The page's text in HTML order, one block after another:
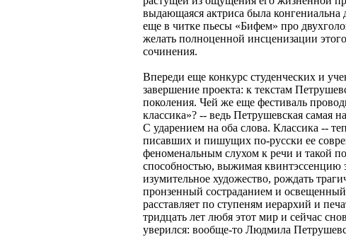
выдающаяся актриса была конгениальна
еще в читке пьесы «Бифем» про
желать полноценной инсценизации
сочинения.
Впереди еще конкурс студенческих и
завершение проекта: к текстам
поколения. Чей же еще фестиваль
классика»? -- ведь Петрушевская самая
С ударением на оба слова. Классика --
писавших и пишущих по-русски ее
феноменальным слухом к речи и такой
способностью, выжимая квинтэссенцию
изумительное художество, рождать
пронзенный состраданием и
расставляет по ступеням иерархий и
тридцать лет любя этот мир и сейчас
уверился: вообще-то Людмила